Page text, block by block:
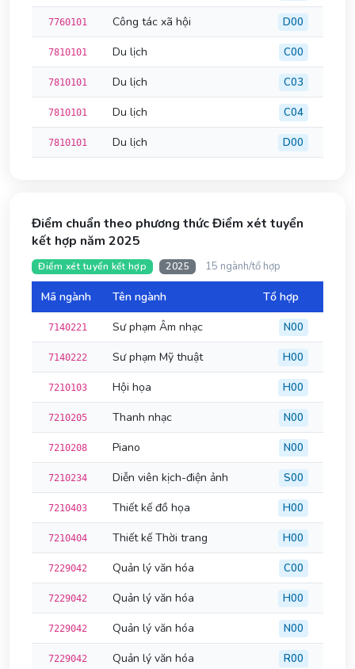
7760101 Công tác xã hội D00
7810101 Du lịch C00
7810101 Du lịch C03
7810101 Du lịch C04
7810101 Du lịch D00
Điểm chuẩn theo phương thức Điểm xét tuyển
kết hợp năm 2025
Điểm xét tuyển kết hợp 2025 15 ngành/tổ hợp
Mã ngành Tên ngành Tổ hợp
7140221 Sư phạm Âm nhạc N00
7140222 Sư phạm Mỹ thuật H00
7210103 Hội họa H00
7210205 Thanh nhạc N00
7210208 Piano N00
7210234 Diễn viên kịch-điện ảnh S00
7210403 Thiết kế đồ họa H00
7210404 Thiết kế Thời trang H00
7229042 Quản lý văn hóa C00
7229042 Quản lý văn hóa H00
7229042 Quản lý văn hóa N00
7229042 Quản lý văn hóa R00